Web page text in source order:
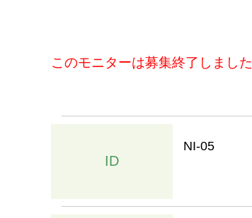
このモニターは募集終了しました
ID
NI-05